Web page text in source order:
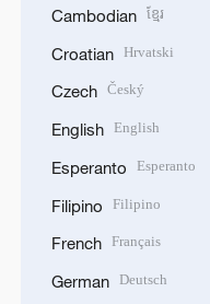
Cambodian ខ្មែរ
Croatian Hrvatski
Czech Český
English English
Esperanto Esperanto
Filipino Filipino
French Français
German Deutsch